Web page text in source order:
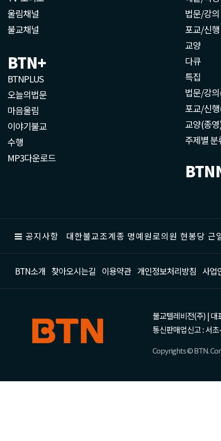
울림채널
불교채널
BTN+
BTNPLUS
오늘의법문
마음울림
이야기불교
수행
MP3다운로드
법문/강의
포교/신행
교양
다큐
특집
법문/강
포교/신
교양(종
주제별 분
공지사항 대한불교조계종 명예원로의원 현봉당
BTN소개 찾아오시는길 이용약관 개인정보처리방침 사업
불교텔레비전(주) | 대
통신판매업신고 : 서
Copyrights © BTN.